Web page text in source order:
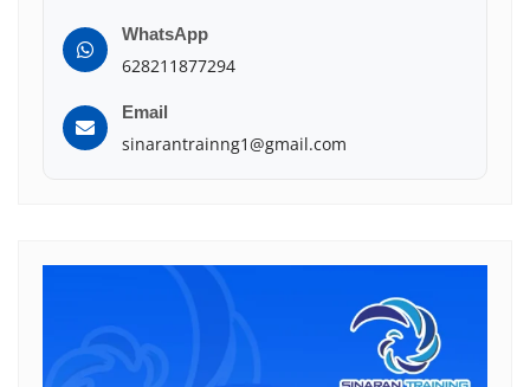
WhatsApp
628211877294
Email
sinarantrainng1@gmail.com